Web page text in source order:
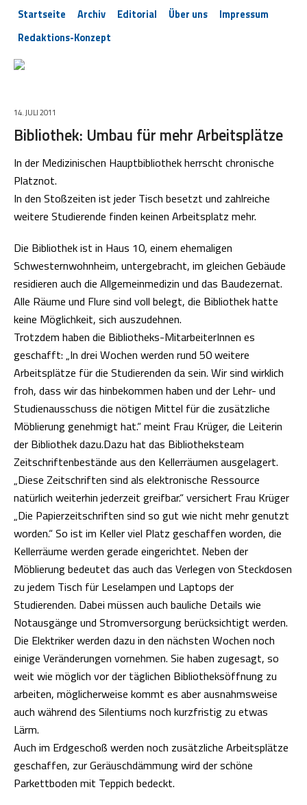
Startseite Archiv Editorial Über uns
Impressum
Redaktions-Konzept
14. JULI 2011
Bibliothek: Umbau für mehr Arbeitsplätze
In der Medizinischen Hauptbibliothek herrscht chronische
Platznot.
In den Stoßzeiten ist jeder Tisch besetzt und zahlreiche
weitere Studierende finden keinen Arbeitsplatz mehr.
Die Bibliothek ist in Haus 10, einem ehemaligen
Schwesternwohnheim, untergebracht, im gleichen Gebäude
residieren auch die Allgemeinmedizin und das Baudezernat.
Alle Räume und Flure sind voll belegt, die Bibliothek hatte
keine Möglichkeit, sich auszudehnen.
Trotzdem haben die Bibliotheks-MitarbeiterInnen es
geschafft: „In drei Wochen werden rund 50 weitere
Arbeitsplätze für die Studierenden da sein. Wir sind wirklich
froh, dass wir das hinbekommen haben und der Lehr- und
Studienausschuss die nötigen Mittel für die zusätzliche
Möblierung genehmigt hat.“ meint Frau Krüger, die Leiterin
der Bibliothek dazu.Dazu hat das Bibliotheksteam
Zeitschriftenbestände aus den Kellerräumen ausgelagert.
„Diese Zeitschriften sind als elektronische Ressource
natürlich weiterhin jederzeit greifbar.“ versichert Frau Krüger
„Die Papierzeitschriften sind so gut wie nicht mehr genutzt
worden.“ So ist im Keller viel Platz geschaffen worden, die
Kellerräume werden gerade eingerichtet. Neben der
Möblierung bedeutet das auch das Verlegen von Steckdosen
zu jedem Tisch für Leselampen und Laptops der
Studierenden. Dabei müssen auch bauliche Details wie
Notausgänge und Stromversorgung berücksichtigt werden.
Die Elektriker werden dazu in den nächsten Wochen noch
einige Veränderungen vornehmen. Sie haben zugesagt, so
weit wie möglich vor der täglichen Bibliotheksöffnung zu
arbeiten, möglicherweise kommt es aber ausnahmsweise
auch während des Silentiums noch kurzfristig zu etwas
Lärm.
Auch im Erdgeschoß werden noch zusätzliche Arbeitsplätze
geschaffen, zur Geräuschdämmung wird der schöne
Parkettboden mit Teppich bedeckt.